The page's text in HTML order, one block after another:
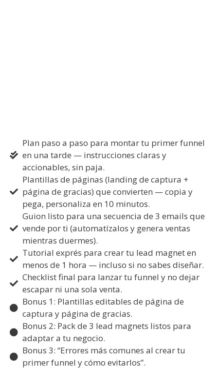
Plan paso a paso para montar tu primer funnel
en una tarde — instrucciones claras y
accionables, sin paja.
Plantillas de páginas (landing de captura +
página de gracias) que convierten — copia y
pega, personaliza en 10 minutos.
Guion listo para una secuencia de 3 emails que
vende por ti (automatízalos y genera ventas
mientras duermes).
Tutorial exprés para crear tu lead magnet en
menos de 1 hora — incluso si no sabes diseñar.
Checklist final para lanzar tu funnel y no dejar
escapar ni una sola venta.
Bonus 1: Plantillas editables de página de
captura y página de gracias.
Bonus 2: Pack de 3 lead magnets listos para
adaptar a tu negocio.
Bonus 3: “Errores más comunes al crear tu
primer funnel y cómo evitarlos”.